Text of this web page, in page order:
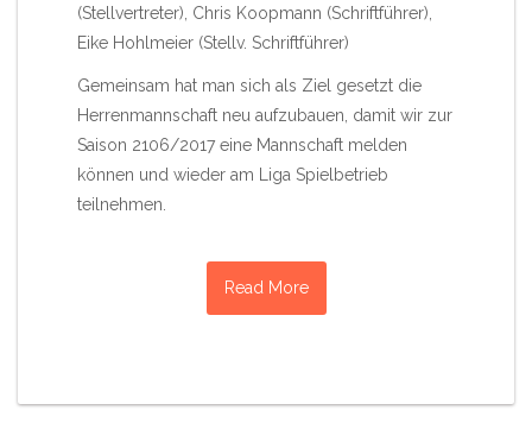
(Stellvertreter), Chris Koopmann (Schriftführer),
Eike Hohlmeier (Stellv. Schriftführer)
Gemeinsam hat man sich als Ziel gesetzt die
Herrenmannschaft neu aufzubauen, damit wir zur
Saison 2106/2017 eine Mannschaft melden
können und wieder am Liga Spielbetrieb
teilnehmen.
Read More